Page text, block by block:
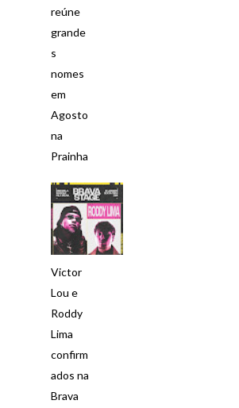
reúne
grande
s
nomes
em
Agosto
na
Prainha
Victor
Lou e
Roddy
Lima
confirm
ados na
Brava